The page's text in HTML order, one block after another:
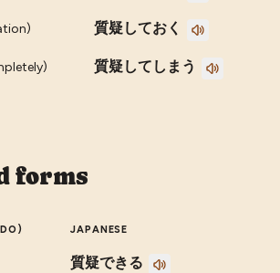
質疑しておく
質疑してしまう
forms
JAPANESE
質疑できる